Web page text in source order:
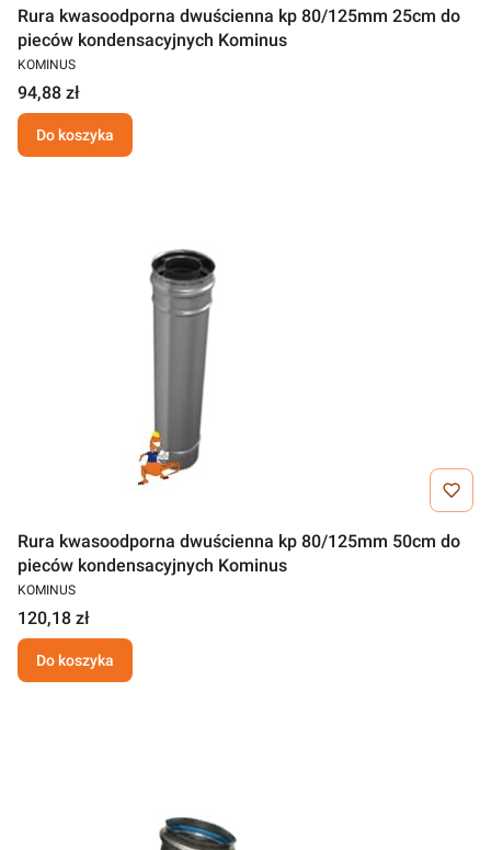
Rura kwasoodporna dwuścienna kp 80/125mm 25cm do
pieców kondensacyjnych Kominus
KOMINUS
94,88 zł
Do koszyka
Rura kwasoodporna dwuścienna kp 80/125mm 50cm do
pieców kondensacyjnych Kominus
KOMINUS
120,18 zł
Do koszyka